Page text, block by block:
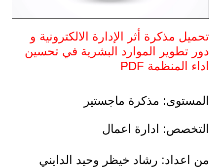
تحميل مذكرة أثر الإدارة الالكترونية و
دور تطوير الموارد البشرية في تحسين
اداء المنظمة PDF
المستوى: مذكرة ماجستير
التخصص: ادارة اعمال
من اعداد: رشاد خيظر وحيد الدايني